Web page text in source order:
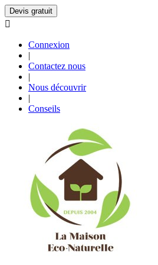
Devis gratuit

Connexion
|
Contactez nous
|
Nous découvrir
|
Conseils